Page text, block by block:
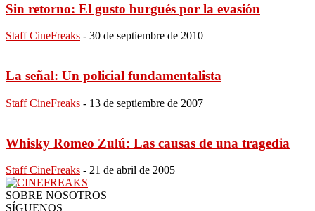
Sin retorno: El gusto burgués por la evasión
Staff CineFreaks - 30 de septiembre de 2010
La señal: Un policial fundamentalista
Staff CineFreaks - 13 de septiembre de 2007
Whisky Romeo Zulú: Las causas de una tragedia
Staff CineFreaks - 21 de abril de 2005
SOBRE NOSOTROS
SÍGUENOS